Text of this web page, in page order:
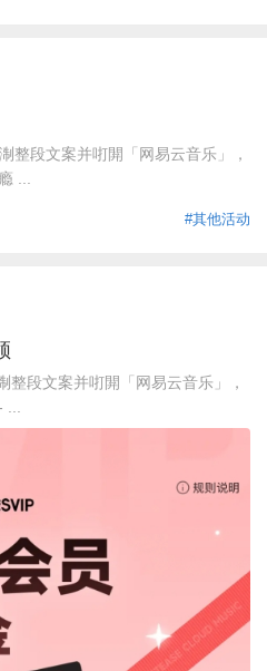
整段文案并咑閞「网易云音乐」，
...
#其他活动
段文案并咑閞「网易云音乐」，